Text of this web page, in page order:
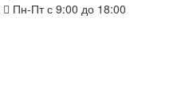
Пн-Пт с 9:00 до 18:00